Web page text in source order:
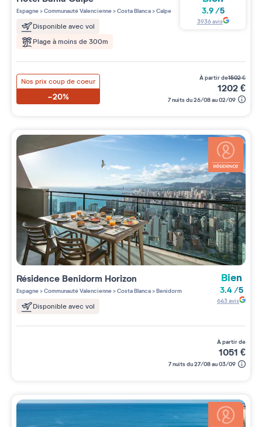
4 étoiles sur 5
Espagne>Communauté Valencienne>Costa Blanca>Calpe
Disponible avec vol
Plage à moins de 300m
3.9/5
3936avis
Nos prix coup de coeur
-20%
à partir de1502€
1202€
7 nuits du 26/08 au 02/09
Résidence Benidorm Horizon
Espagne>Communauté Valencienne>Costa Blanca>Benidorm
Disponible avec vol
Bien
3.4/5
643avis
à partir de
1051 €
7 nuits du 27/08 au 03/09